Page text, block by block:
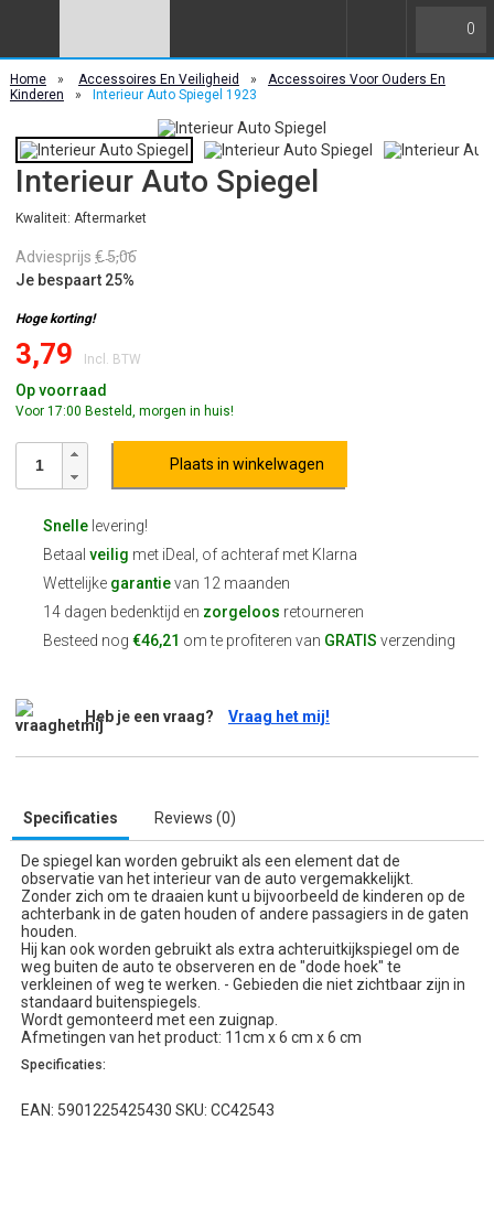
0
Home » Accessoires En Veiligheid »
Accessoires Voor Ouders En
Kinderen
» Interieur Auto Spiegel 1923
Interieur Auto Spiegel
Kwaliteit: Aftermarket
Adviesprijs € 5,06
Je bespaart 25%
Hoge korting!
3,79 Incl. BTW
Op voorraad
Voor 17:00 Besteld, morgen in huis!
Plaats in winkelwagen
Snellelevering!
Betaal veilig met iDeal, of achteraf met Klarna
Wettelijke garantievan 12 maanden
14 dagen bedenktijd en zorgeloos retourneren
Besteed nog €46,21 om te profiteren van GRATIS verzending
Heb je een vraag? Vraag het mij!
Specificaties Reviews (0)
De spiegel kan worden gebruikt als een element dat de
observatie van het interieur van de auto vergemakkelijkt.
Zonder zich om te draaien kunt u bijvoorbeeld de kinderen op de
achterbank in de gaten houden of andere passagiers in de gaten
houden.
Hij kan ook worden gebruikt als extra achteruitkijkspiegel om de
weg buiten de auto te observeren en de "dode hoek" te
verkleinen of weg te werken. - Gebieden die niet zichtbaar zijn in
standaard buitenspiegels.
Wordt gemonteerd met een zuignap.
Afmetingen van het product: 11cm x 6 cm x 6 cm
Specificaties:
EAN: 5901225425430 SKU: CC42543